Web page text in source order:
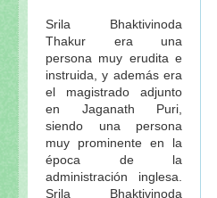
Srila Bhaktivinoda
Thakur era una
persona muy erudita e
instruida, y además era
el magistrado adjunto
en Jaganath Puri,
siendo una persona
muy prominente en la
época de la
administración inglesa.
Srila Bhaktivinoda